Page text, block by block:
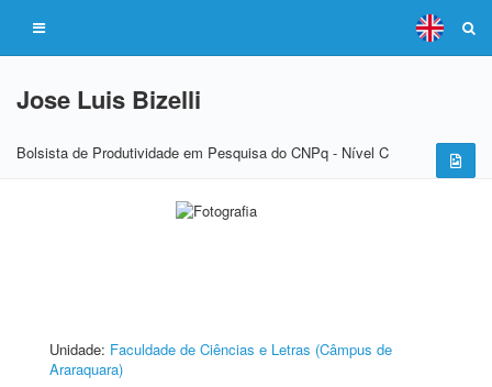
Jose Luis Bizelli
Bolsista de Produtividade em Pesquisa do CNPq - Nível C
Unidade: Faculdade de Ciências e Letras (Câmpus de
Araraquara)